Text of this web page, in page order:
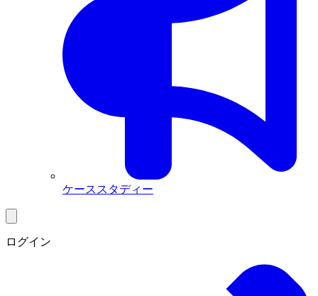
ケーススタディー
ログイン